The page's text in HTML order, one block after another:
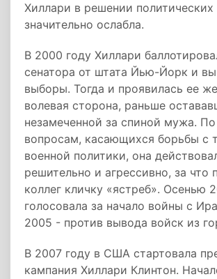
Хиллари в решении политических
значительно ослабла.
В 2000 году Хиллари
сенатора от штата Йью-Йорк и
выборы. Тогда и проявилась ее
волевая сторона, раньше
незамеченной за спиной мужа.
вопросам, касающихся борьбы с
военной политики, она
решительно и агрессивно, за что
коллег кличку «ястреб». Осенью
голосовала за начало войны с
2005 - против вывода войск из
В 2007 году в США стартовала
кампания Хиллари Клинтон.